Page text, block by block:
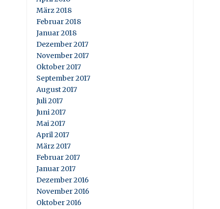
März 2018
Februar 2018
Januar 2018
Dezember 2017
November 2017
Oktober 2017
September 2017
August 2017
Juli 2017
Juni 2017
Mai 2017
April 2017
März 2017
Februar 2017
Januar 2017
Dezember 2016
November 2016
Oktober 2016